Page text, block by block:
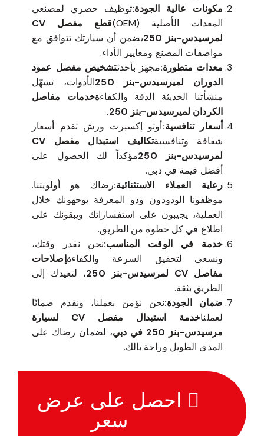
مكونات عالية الجودة:توظيف حصري لمصنعي
المعدات الأصلية (OEM)
قطع مفصل CV
لمرسيدس-بنز 250
يضمن أن سيارتك تتوافق مع
مواصفات المصنع ومعايير الأداء.
معدات متطورة:مجهز بأحدثتشخيص مفصل عمود
الدوران لميرسيدس-بنز 250
الأدوات، تسهّل
منشأتنا الحديثة الدقة والكفاءةخدمات مفاصل
الكردان لميرسيدس-بنز 250
.
أسعار تنافسية:أوتو إكسبرت ورش تقدم أسعار
شفافة وتنافسية
تكاليف استبدال مفصل CV
لمرسيدس-بنز 250
مؤكداً لك الحصول على
أفضل قيمة في دبي.
رعاية العملاء الاستثنائية:رضاك هو أولويتنا.
موظفونا الودودون وذو المعرفة يوجهونك خلال
العملية، يجيبون على استفساراتك ويبقونك على
اطلاع في كل خطوة من الطريق.
خدمة في الوقت المناسب:نحن نقدر وقتك،
ونسعى لتحقيق السرعة والكفاءةإصلاحات
مفاصل CV لمرسيدس-بنز 250
، لتعيدك إلى
الطريق بثقة.
ضمان الجودة:نحن نؤمن بعملنا، ونقدم ضمانًا
لعملنا
خدمة استبدال مفصل CV لسيارة
مرسيدس-بنز 250 في دبي
، لضمان رضاك على
المدى الطويل وراحة بالك.
احصل على عرض
سعر